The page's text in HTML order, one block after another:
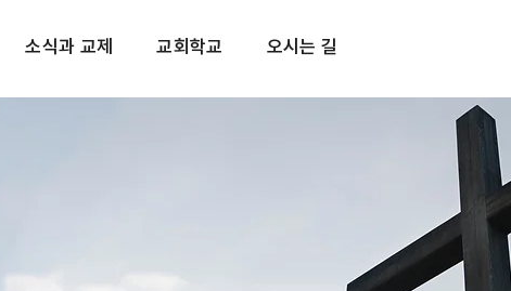
소식과 교제 교회학교 오시는 길